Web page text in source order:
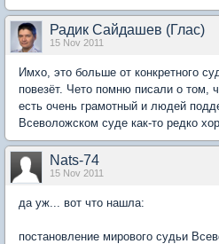
Радик Сайдашев (Глас)
15 Nov 2011
Имхо, это больше от конкретного
повезёт. Чето помню писали о том,
есть очень грамотный и людей
Всеволожском суде как-то редко
Nats-74
15 Nov 2011
да уж... вот что нашла:
постановление мирового судьи